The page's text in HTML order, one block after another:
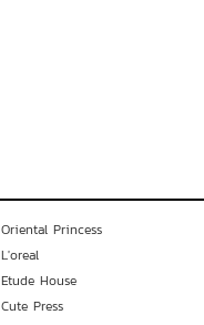
Oriental Princess
L'oreal
Etude House
Cute Press